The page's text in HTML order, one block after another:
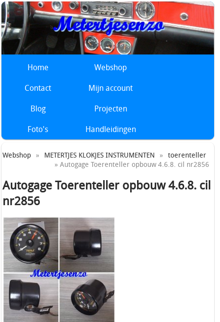
Home
Webshop
Contact
Mijn account
Blog
Projecten
Foto's
Handleidingen
Webshop » METERTJES KLOKJES INSTRUMENTEN » toerenteller
» Autogage Toerenteller opbouw 4.6.8. cil nr2856
Autogage Toerenteller opbouw 4.6.8. cil
nr2856